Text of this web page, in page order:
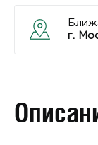
г.